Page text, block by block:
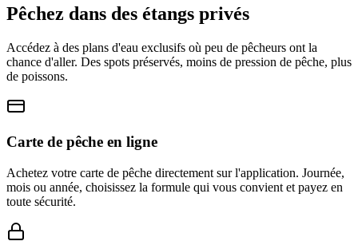
Pêchez dans des étangs privés
Accédez à des plans d'eau exclusifs où peu de pêcheurs ont la
chance d'aller. Des spots préservés, moins de pression de pêche, plus
de poissons.
Carte de pêche en ligne
Achetez votre carte de pêche directement sur l'application. Journée,
mois ou année, choisissez la formule qui vous convient et payez en
toute sécurité.